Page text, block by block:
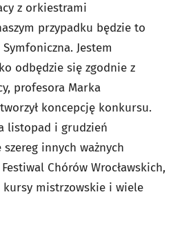
z orkiestrami
przypadku będzie to
Jestem
odbędzie się zgodnie z
profesora Marka
koncepcję konkursu.
listopad i grudzień
innych ważnych
Chórów Wrocławskich,
mistrzowskie i wiele